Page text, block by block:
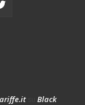
Black